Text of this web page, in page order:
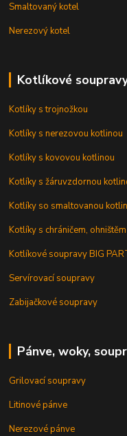
Smaltovaný kotel
Nerezový kotel
Kotlíkové
Kotlíky s trojnožkou
Kotlíky s nerezovou kotlinou
Kotlíky s kovovou kotlinou
Kotlíky s žáruvzdornou
Kotlíky so smaltovanou
Kotlíky s chráničem, ohništěm
Kotlíkové soupravy BIG
Servírovací soupravy
Zabijačkové soupravy
Pánve, woky,
Grilovací soupravy
Litinové pánve
Nerezové pánve